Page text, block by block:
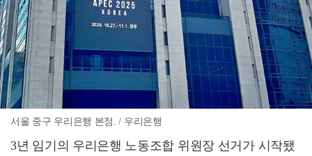
서울 중구 우리은행 본점. / 우리은행
3년 임기의 우리은행 노동조합 위원장 선거가 시작됐